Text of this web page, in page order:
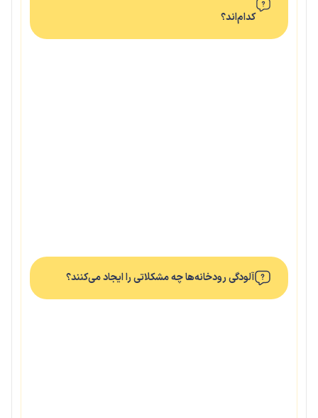
کدام‌اند؟
آلودگی رودخانه‌ها چه مشکلاتی را ایجاد می‌کنند؟